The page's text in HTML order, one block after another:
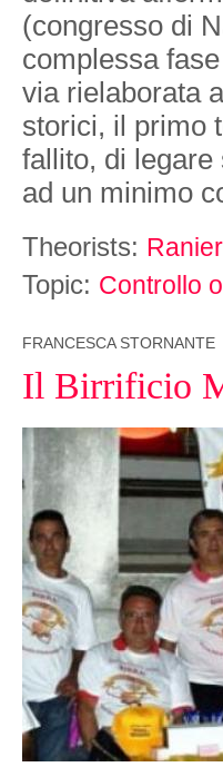
(congresso di
complessa
via rielaborata
storici, il primo
fallito, di legare
ad un minimo
Theorists:
Topic: Controllo
FRANCESCA STORNANTE
Il Birrificio